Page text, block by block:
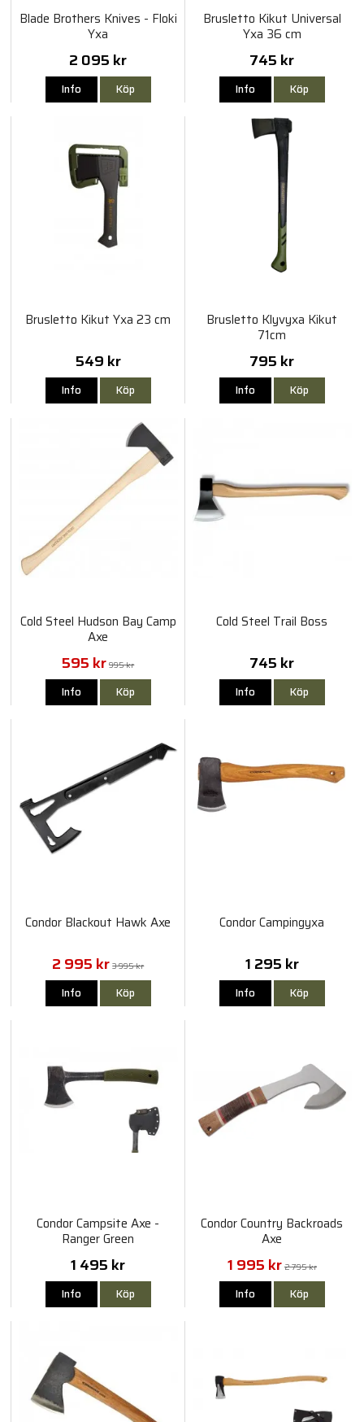
Blade Brothers Knives - Floki
Yxa
2 095 kr
Info Köp
Brusletto Kikut Universal
Yxa 36 cm
745 kr
Info Köp
Brusletto Kikut Yxa 23 cm
549 kr
Info Köp
Brusletto Klyvyxa Kikut
71cm
795 kr
Info Köp
Cold Steel Hudson Bay Camp
Axe
595 kr 995 kr
Info Köp
Cold Steel Trail Boss
745 kr
Info Köp
Condor Blackout Hawk Axe
2 995 kr 3 995 kr
Info Köp
Condor Campingyxa
1 295 kr
Info Köp
Condor Campsite Axe -
Ranger Green
1 495 kr
Info Köp
Condor Country Backroads
Axe
1 995 kr 2 795 kr
Info Köp